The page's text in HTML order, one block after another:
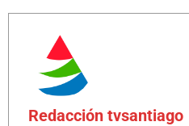
Redacción tvsantiago